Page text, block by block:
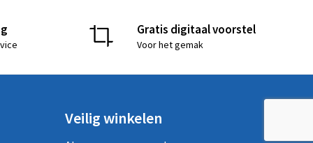
Gratis digitaal voorstel
Voor het gemak
Veilig winkelen